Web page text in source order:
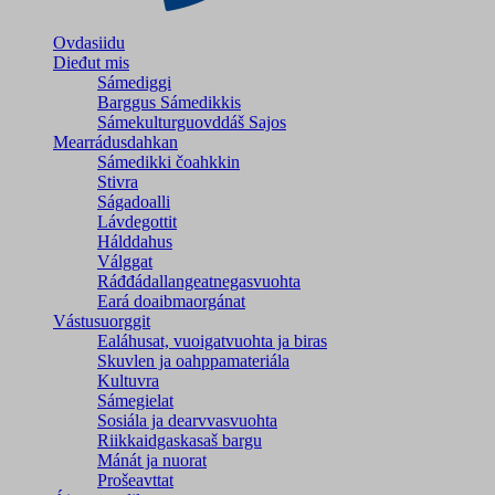
Ovdasiidu
Dieđut mis
Sámediggi
Barggus Sámedikkis
Sámekulturguovddáš Sajos
Mearrádusdahkan
Sámedikki čoahkkin
Stivra
Ságadoalli
Lávdegottit
Hálddahus
Válggat
Ráđđádallangeatnegas­vuohta
Eará doaibmaorgánat
Vástusuorggit
Ealáhusat, vuoigatvuohta ja biras
Skuvlen ja oahppamateriála
Kultuvra
Sámegielat
Sosiála ja dearvvasvuohta
Riikkaidgaskasaš bargu
Mánát ja nuorat
Prošeavttat